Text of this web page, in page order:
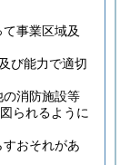
事業区域及
び能力で適切
消防施設等
られるように
おそれがあ